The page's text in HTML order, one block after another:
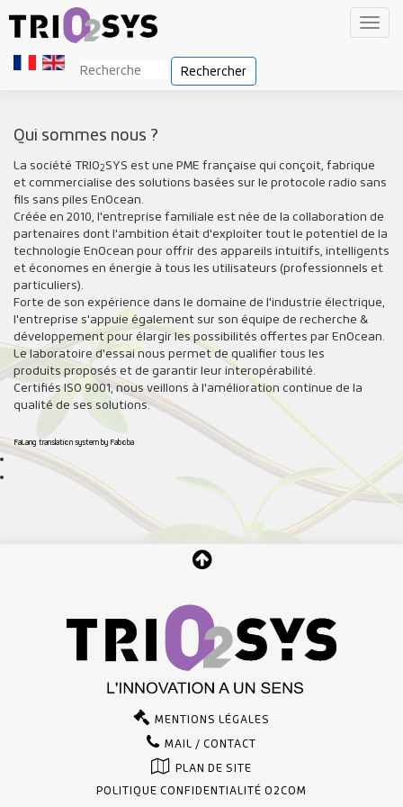
Rechercher
Qui sommes nous ?
La société TRIO2SYS est une PME française qui conçoit, fabrique
et commercialise des solutions basées sur le protocole radio sans
fils sans piles EnOcean.
Créée en 2010, l'entreprise familiale est née de la collaboration de
partenaires dont l'ambition était d'exploiter tout le potentiel de la
technologie EnOcean pour offrir des appareils intuitifs, intelligents
et économes en énergie à tous les utilisateurs (professionnels et
particuliers).
Forte de son expérience dans le domaine de l'industrie électrique,
l'entreprise s'appuie également sur son équipe de recherche &
développement pour élargir les possibilités offertes par EnOcean.
Le laboratoire d'essai nous permet de qualifier tous les
produits proposés et de garantir leur interopérabilité.
Certifiés ISO 9001, nous veillons à l'amélioration continue de la
qualité de ses solutions.
FaLang translation system by Faboba
MENTIONS LÉGALES
MAIL / CONTACT
PLAN DE SITE
POLITIQUE CONFIDENTIALITÉ O2COM